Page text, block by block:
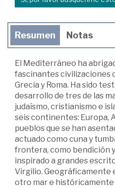
Resumen Notas
El Mediterráneo ha
fascinantes civilizaciones
Grecia y Roma. Ha sido
desarrollo de tres de las
judaísmo, cristianismo e
seis continentes: Europa,
pueblos que se han
actuado como cuna y
frontera, como bendición
inspirado a grandes
Virgilio. Geográficamente
otro mar e